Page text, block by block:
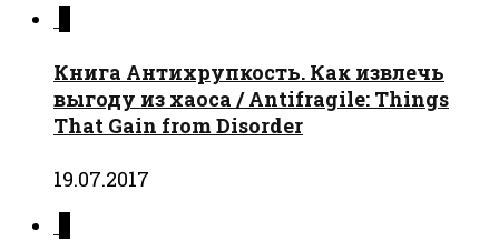
Книга Антихрупкость. Как извлечь
выгоду из хаоса / Antifragile: Things
That Gain from Disorder
19.07.2017